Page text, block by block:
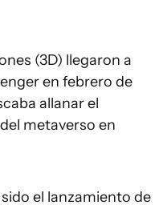
(3D) llegaron a
en febrero de
allanar el
metaverso en
el lanzamiento de